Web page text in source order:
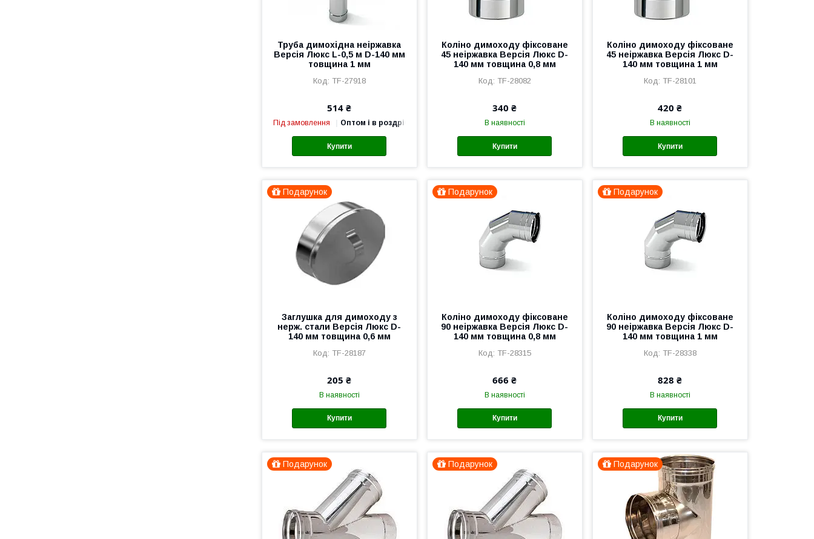
Труба димохідна неіржавка
Версія Люкс L-0,5 м D-140 мм
товщина 1 мм
TF-27918
514 ₴
Під замовлення Оптом і в роздріб
Купити
Коліно димоходу фіксоване
45 неіржавка Версія Люкс D-
140 мм товщина 0,8 мм
TF-28082
340 ₴
В наявності
Купити
Коліно димоходу фіксоване
45 неіржавка Версія Люкс D-
140 мм товщина 1 мм
TF-28101
420 ₴
В наявності
Купити
Подарунок
Заглушка для димоходу з
нерж. стали Версія Люкс D-
140 мм товщина 0,6 мм
TF-28187
205 ₴
В наявності
Купити
Подарунок
Коліно димоходу фіксоване
90 неіржавка Версія Люкс D-
140 мм товщина 0,8 мм
TF-28315
666 ₴
В наявності
Купити
Подарунок
Коліно димоходу фіксоване
90 неіржавка Версія Люкс D-
140 мм товщина 1 мм
TF-28338
828 ₴
В наявності
Купити
Подарунок Подарунок Подарунок